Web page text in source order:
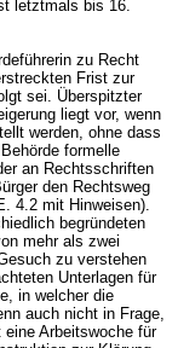
letztmals bis 16.
zu Recht
Frist zur
sei. Überspitzter
liegt vor, wenn
werden, ohne dass
formelle
an Rechtsschriften
den Rechtsweg
4.2 mit Hinweisen).
begründeten
mehr als zwei
zu verstehen
Unterlagen für
in welcher die
auch nicht in Frage,
Arbeitswoche für